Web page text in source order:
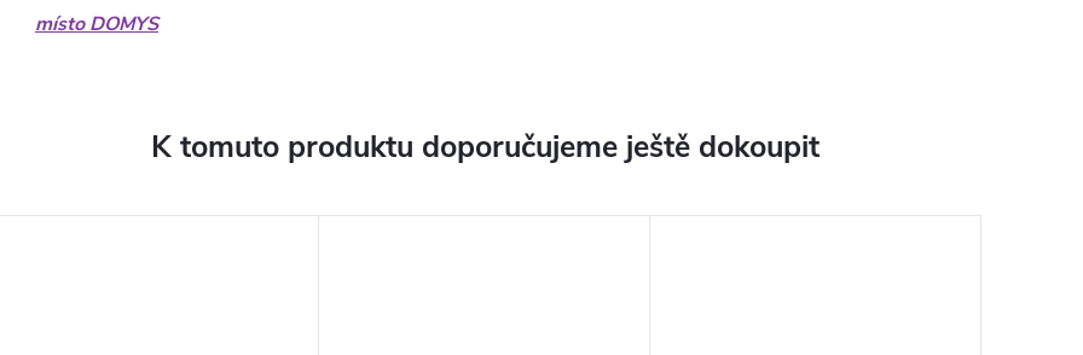
místo DOMYS
K tomuto produktu doporučujeme ještě dokoupit